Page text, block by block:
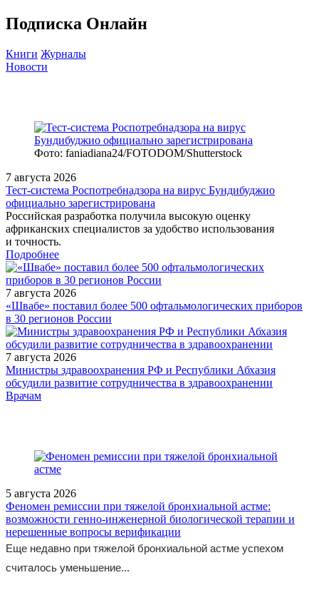
Подписка Онлайн
Книги Журналы
Новости
Фото: faniadiana24/FOTODOM/Shutterstock
7 августа 2026
Тест‑система Роспотребнадзора на вирус Бундибуджио
официально зарегистрирована
Российская разработка получила высокую оценку
африканских специалистов за удобство использования
и точность.
Подробнее
7 августа 2026
«Швабе» поставил более 500 офтальмологических приборов
в 30 регионов России
7 августа 2026
Министры здравоохранения РФ и Республики Абхазия
обсудили развитие сотрудничества в здравоохранении
/doctor/pediatrics/Prorezyvanie-zubov-u-detey/
Врачам
5 августа 2026
Феномен ремиссии при тяжелой бронхиальной астме:
возможности генно-инженерной биологической терапии и
нерешенные вопросы верификации
Еще недавно при тяжелой бронхиальной астме успехом
считалось уменьшение...